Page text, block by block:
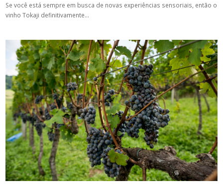
Se você está sempre em busca de novas experiências sensoriais, então o
vinho Tokaji definitivamente…